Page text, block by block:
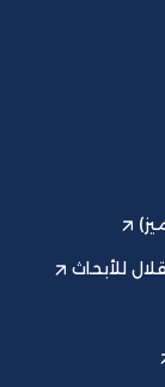
للأبحاث